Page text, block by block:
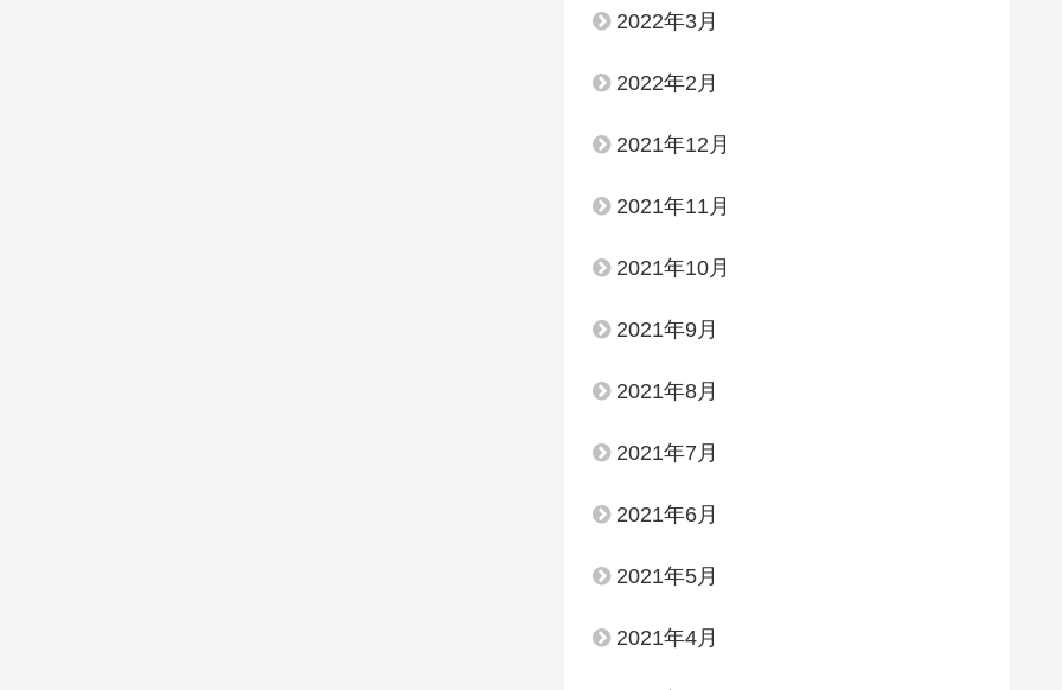
2022年3月
2022年2月
2021年12月
2021年11月
2021年10月
2021年9月
2021年8月
2021年7月
2021年6月
2021年5月
2021年4月